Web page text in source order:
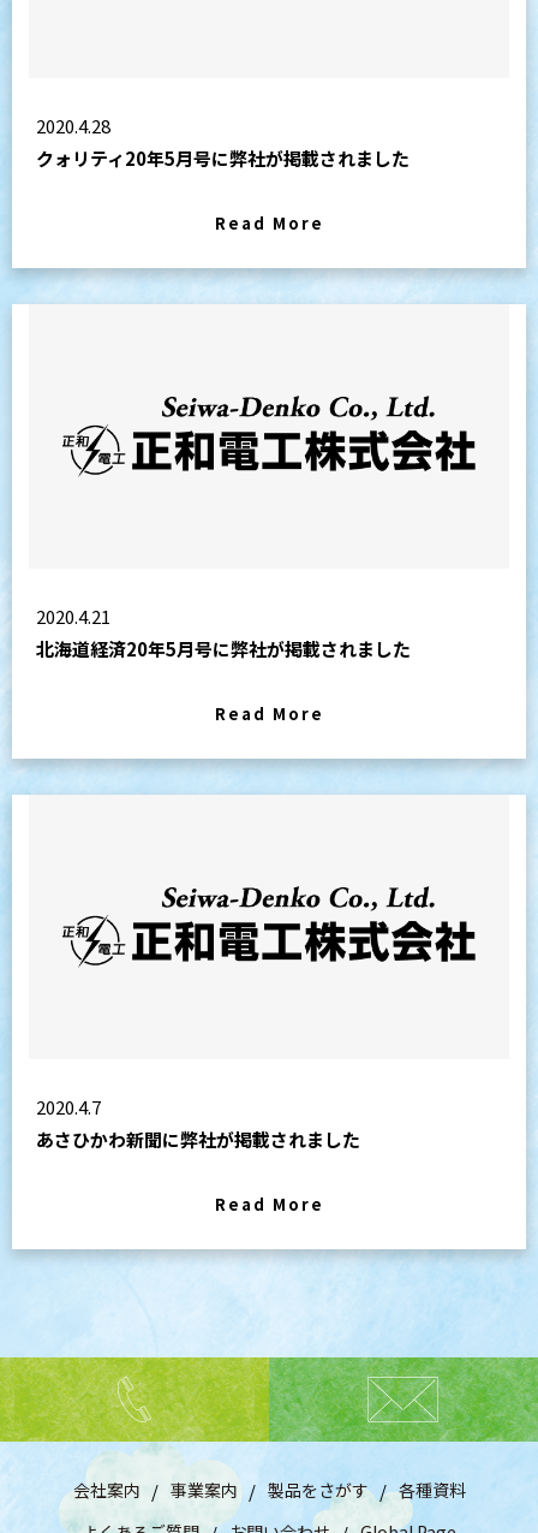
2020.4.28
クォリティ20年5月号に弊社が掲載されました
Read More
2020.4.21
北海道経済20年5月号に弊社が掲載されました
Read More
2020.4.7
あさひかわ新聞に弊社が掲載されました
Read More
会社案内 事業案内 製品をさがす
各種資料